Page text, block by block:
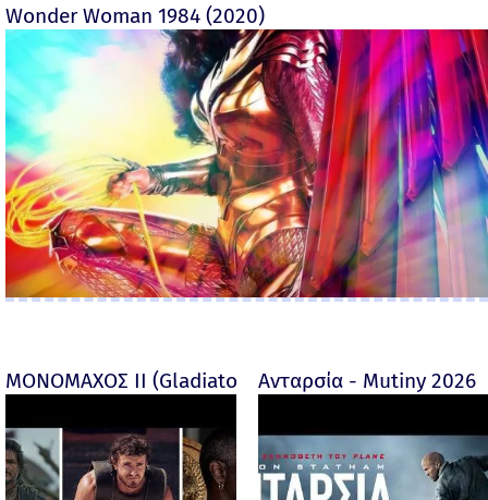
Wonder Woman 1984 (2020)
ΜΟΝΟΜΑΧΟΣ ΙΙ (Gladiator II) -Ανταρσία - Mutiny 2026